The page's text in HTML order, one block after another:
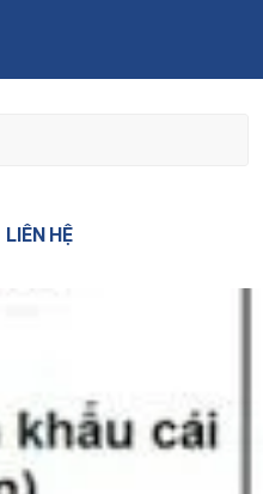
LIÊN HỆ